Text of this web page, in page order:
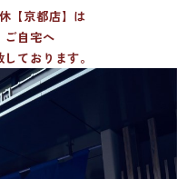
【京都店】は
ご自宅へ
ております。